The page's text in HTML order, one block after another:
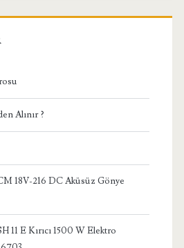
Alınır ?
18V-216 DC Aküsüz Gönye
11 E Kırıcı 1500 W Elektro